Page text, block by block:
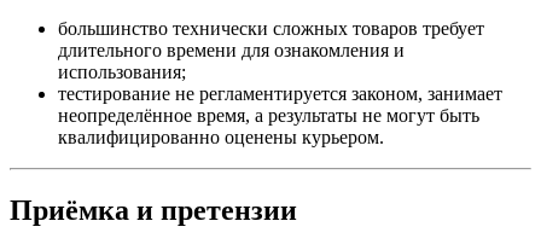
большинство технически сложных товаров требует
длительного времени для ознакомления и
использования;
тестирование не регламентируется законом, занимает
неопределённое время, а результаты не могут быть
квалифицированно оценены курьером.
Приёмка и претензии